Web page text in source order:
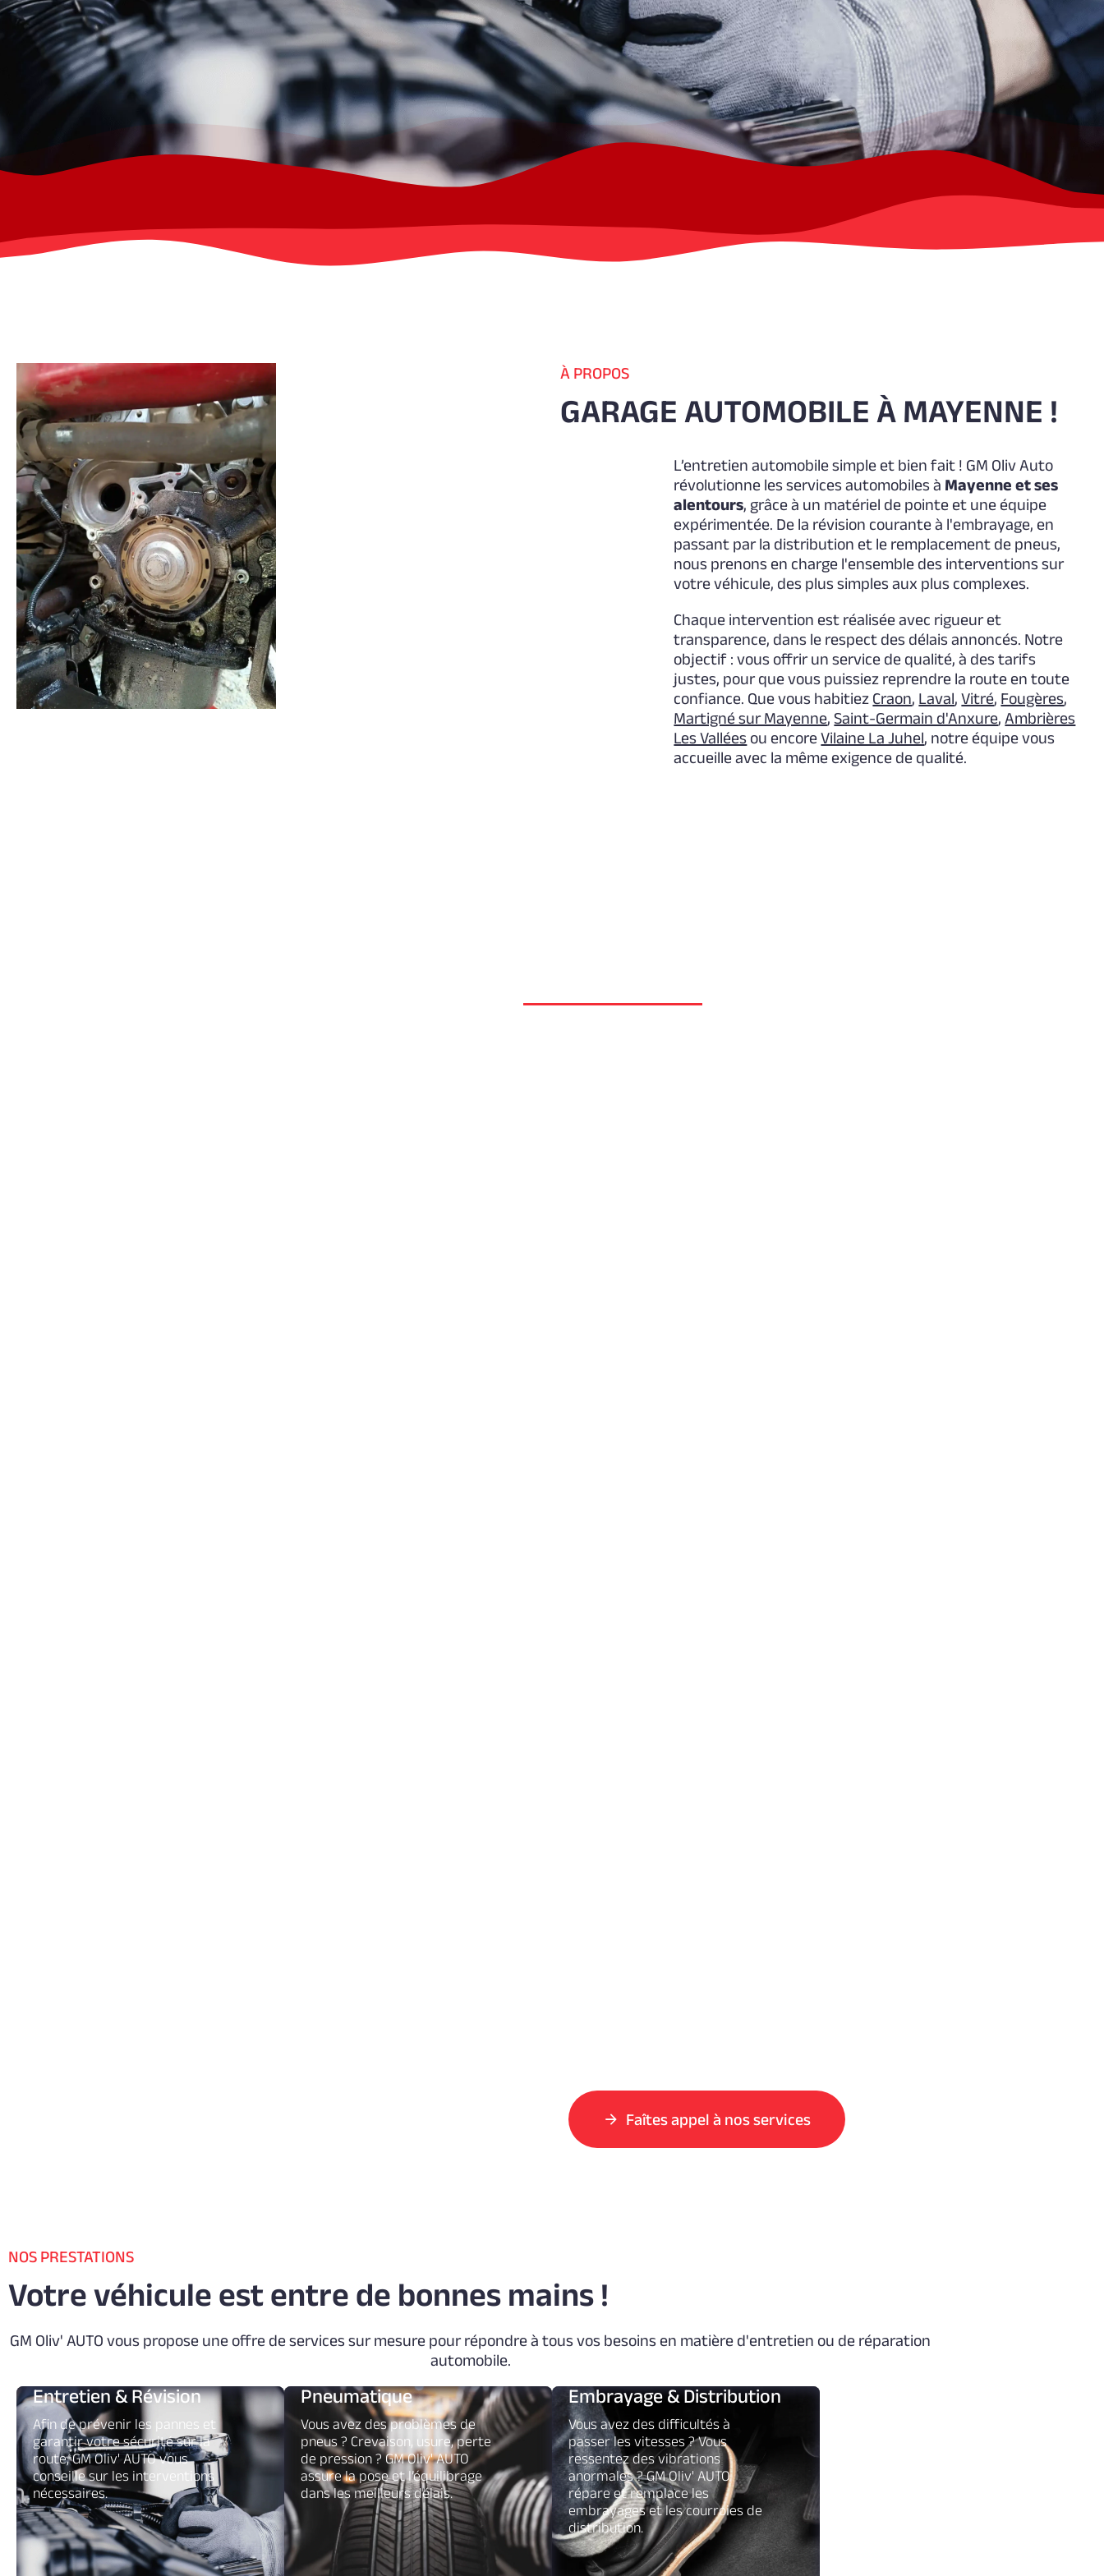
À PROPOS
GARAGE AUTOMOBILE À MAYENNE !
L’entretien automobile simple et bien fait ! GM Oliv Auto
révolutionne les services automobiles à Mayenne et ses
alentours, grâce à un matériel de pointe et une équipe
expérimentée. De la révision courante à l'embrayage, en
passant par la distribution et le remplacement de pneus,
nous prenons en charge l'ensemble des interventions sur
votre véhicule, des plus simples aux plus complexes.
Chaque intervention est réalisée avec rigueur et
transparence, dans le respect des délais annoncés. Notre
objectif : vous offrir un service de qualité, à des tarifs
justes, pour que vous puissiez reprendre la route en toute
confiance. Que vous habitiez Craon, Laval,Vitré, Fougères,
Martigné sur Mayenne,Saint-Germain d'Anxure, Ambrières
Les Vallées ou encoreVilaine La Juhel, notre équipe vous
accueille avec la même exigence de qualité.
Faîtes appel à nos services
NOS PRESTATIONS
Votre véhicule est entre de bonnes mains !
GM Oliv' AUTO vous propose une offre de services sur mesure pour répondre à tous vos besoins en matière d'entretien ou de réparation
automobile.
Entretien & Révision
Afin de prévenir les pannes et
garantir votre sécurité sur la
route, GM Oliv' AUTO vous
conseille sur les interventions
nécessaires.
Pneumatique
Vous avez des problèmes de
pneus ? Crevaison, usure, perte
de pression ? GM Oliv' AUTO
assure la pose et l’équilibrage
dans les meilleurs délais.
Embrayage & Distribution
Vous avez des difficultés à
passer les vitesses ? Vous
ressentez des vibrations
anormales ? GM Oliv' AUTO
répare et remplace les
embrayages et les courroies de
distribution.